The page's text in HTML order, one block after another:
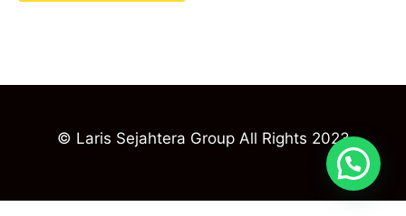
© Laris Sejahtera Group All Rights 2023